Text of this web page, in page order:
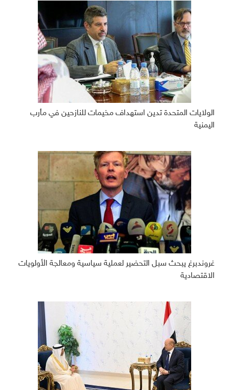
الولايات المتحدة تدين استهداف مخيمات للنازحين في مأرب
اليمنية
غروندبرغ يبحث سبل التحضير لعملية سياسية ومعالجة الأولويات
الاقتصادية